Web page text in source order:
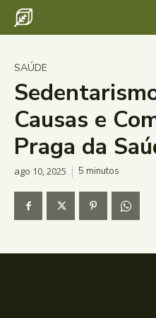
SAÚDE
Causas e
Praga da
ago 10, 2025 5 minutos